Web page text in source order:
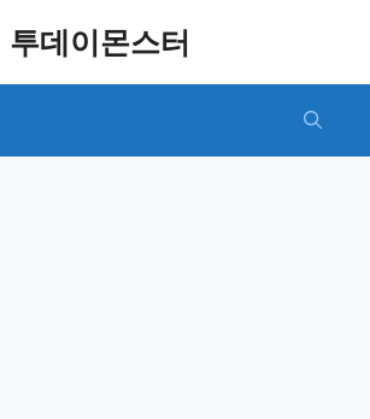
투데이몬스터